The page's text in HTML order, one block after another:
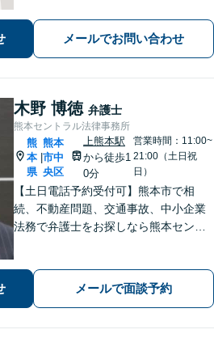
す。お気軽にご相談ください。
メールでお問い合わせ
木野 博徳 弁護士
熊本セントラル法律事務所
熊
本
県
熊本
市中
央区
上熊本駅
から徒歩1
0分
営業時間：11:00~
21:00（土日祝
日）
【土日電話予約受付可】熊本市で相
続、不動産問題、交通事故、中小企業
法務で弁護士をお探しなら熊本セント
受付可】【休日・夜間相談可】
メールで面談予約